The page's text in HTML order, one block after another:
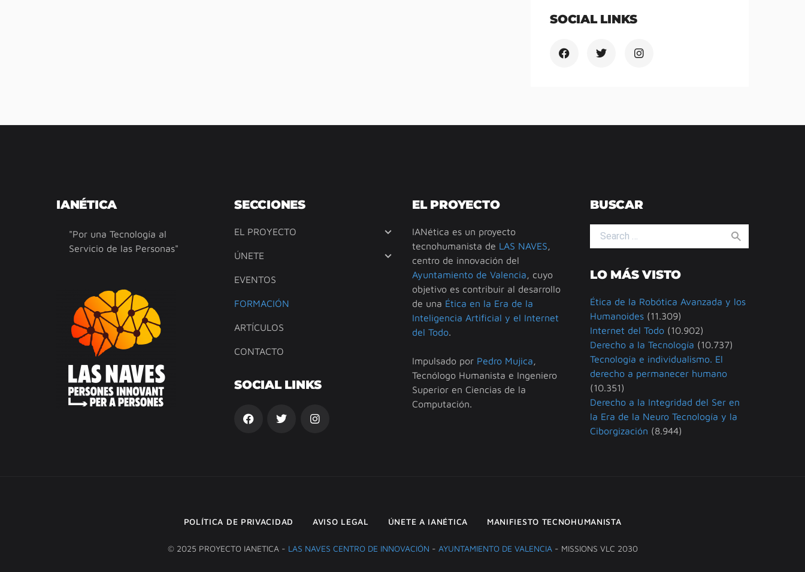
SOCIAL LINKS
IANÉTICA
"Por una Tecnología al
Servicio de las Personas"
SECCIONES
EL PROYECTO
ÚNETE
EVENTOS
FORMACIÓN
ARTÍCULOS
CONTACTO
SOCIAL LINKS
EL PROYECTO
IANética es un proyecto
tecnohumanista de LAS NAVES,
centro de innovación del
Ayuntamiento de Valencia, cuyo
objetivo es contribuir al desarrollo
de una Ética en la Era de la
Inteligencia Artificial y el Internet
del Todo.
Impulsado por Pedro Mujica,
Tecnólogo Humanista e Ingeniero
Superior en Ciencias de la
Computación.
BUSCAR
Search for:
LO MÁS VISTO
Ética de la Robótica Avanzada y los
Humanoides (11.309)
Internet del Todo (10.902)
Derecho a la Tecnología (10.737)
Tecnología e individualismo. El
derecho a permanecer humano
(10.351)
Derecho a la Integridad del Ser en
la Era de la Neuro Tecnología y la
Ciborgización (8.944)
POLÍTICA DE PRIVACIDAD AVISO LEGAL ÚNETE A IANÉTICA MANIFIESTO TECNOHUMANISTA
© 2025 PROYECTO IANETICA - LAS NAVES CENTRO DE INNOVACIÓN - AYUNTAMIENTO DE VALENCIA- MISSIONS VLC 2030